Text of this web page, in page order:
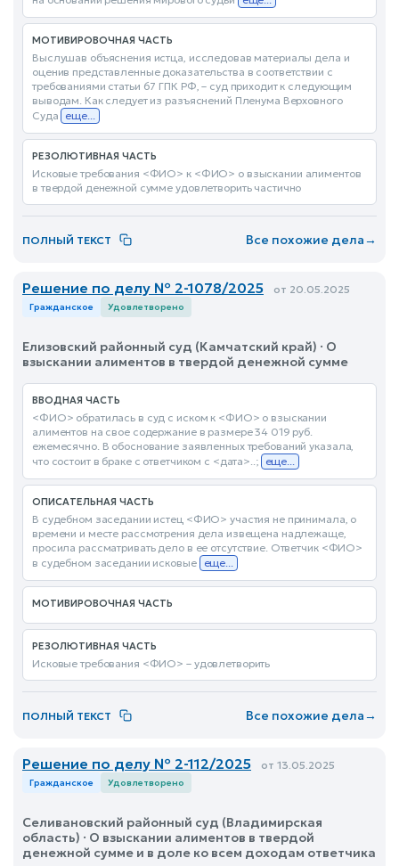
МОТИВИРОВОЧНАЯ ЧАСТЬ
Выслушав объяснения истца, исследовав материалы дела и
оценив представленные доказательства в соответствии с
требованиями статьи 67 ГПК РФ, – суд приходит к следующим
выводам. Как следует из разъяснений Пленума Верховного
Суда еще...
РЕЗОЛЮТИВНАЯ ЧАСТЬ
Исковые требования <ФИО> к <ФИО> о взыскании алиментов
в твердой денежной сумме удовлетворить частично
ПОЛНЫЙ ТЕКСТ Все похожие дела→
Решение по делу № 2-1078/2025 от 20.05.2025
Гражданское Удовлетворено
Елизовский районный суд (Камчатский край) · О
взыскании алиментов в твердой денежной сумме
ВВОДНАЯ ЧАСТЬ
<ФИО> обратилась в суд с иском к <ФИО> о взыскании
алиментов на свое содержание в размере 34 019 руб.
ежемесячно. В обоснование заявленных требований указала,
что состоит в браке с ответчиком с <дата>..; еще...
ОПИСАТЕЛЬНАЯ ЧАСТЬ
В судебном заседании истец <ФИО> участия не принимала, о
времени и месте рассмотрения дела извещена надлежаще,
просила рассматривать дело в ее отсутствие. Ответчик <ФИО>
в судебном заседании исковые еще...
МОТИВИРОВОЧНАЯ ЧАСТЬ
РЕЗОЛЮТИВНАЯ ЧАСТЬ
Исковые требования <ФИО> – удовлетворить
ПОЛНЫЙ ТЕКСТ Все похожие дела→
Решение по делу № 2-112/2025 от 13.05.2025
Гражданское Удовлетворено
Селивановский районный суд (Владимирская
область) · О взыскании алиментов в твердой
денежной сумме и в доле ко всем доходам ответчика